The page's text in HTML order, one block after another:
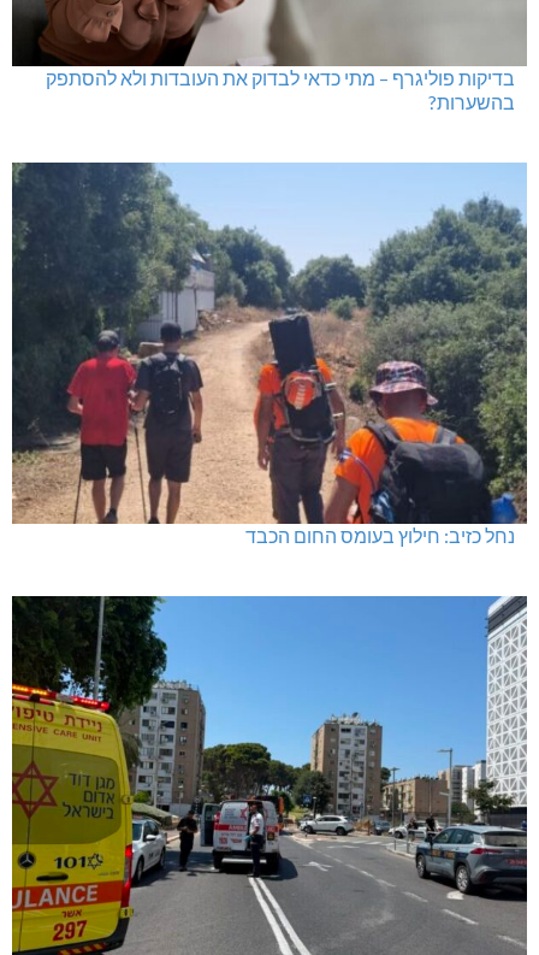
בדיקות פוליגרף – מתי כדאי לבדוק את העובדות ולא להסתפק
בהשערות?
נחל כזיב: חילוץ בעומס החום הכבד